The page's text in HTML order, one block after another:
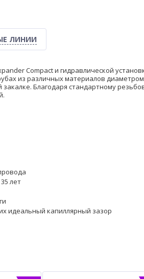
ЛИНИИ
Compact и гидравлической
из различных материалов
Благодаря стандартному
лет
идеальный капиллярный зазор